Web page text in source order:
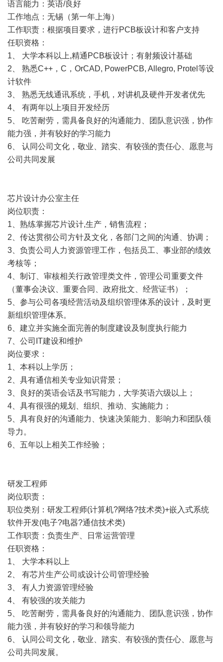
语言能力：英语/良好
工作地点：无锡（第一年上海）
工作职责：根据项目要求，进行PCB板设计和客户支持
任职资格：
1、 大学本科以上,精通PCB板设计；有射频设计基础
2、 熟悉C++，C，OrCAD, PowerPCB, Allegro, Protel等设
计软件
3、 熟悉无线通讯系统，手机，对讲机及硬件开发者优先
4、 有两年以上项目开发经历
5、 吃苦耐劳，需具备良好的沟通能力、团队意识强，协作
能力强，并有较好的学习能力
6、 认同公司文化，敬业、踏实、有较强的责任心、愿意与
公司共同发展
芯片设计办公室主任
岗位职责：
1、熟练掌握芯片设计,生产，销售流程；
2、传达贯彻公司方针及文化，各部门之间的沟通、协调；
3、负责公司人力资源管理工作，包括员工、事业部的绩效
考核等；
4、制订、审核相关行政管理类文件，管理公司重要文件
（董事会决议、重要合同、政府批文、经营证书）；
5、参与公司各项经营活动及组织管理体系的设计，及时更
新组织管理体系。
6、建立并实施全面完善的制度建设及制度执行能力
7、公司IT建设和维护
岗位要求：
1、本科以上学历；
2、具有通信相关专业知识背景；
3、良好的英语会话及书写能力，大学英语六级以上；
4、具有很强的规划、组织、推动、实施能力；
5、具有良好的沟通能力、快速决策能力、影响力和团队领
导力。
6、五年以上相关工作经验；
研发工程师
岗位职责：
职位类别：研发工程师(计算机?网络?技术类)+嵌入式系统
软件开发(电子?电器?通信技术类)
工作职责：负责生产、日常运营管理
任职资格：
1、 大学本科以上
2、 有芯片生产公司或设计公司管理经验
3、 有人力资源管理经验
4、 有较强的攻关能力
5、 吃苦耐劳，需具备良好的沟通能力、团队意识强，协作
能力强，并有较好的学习和领导能力
6、 认同公司文化，敬业、踏实、有较强的责任心、愿意与
公司共同发展。